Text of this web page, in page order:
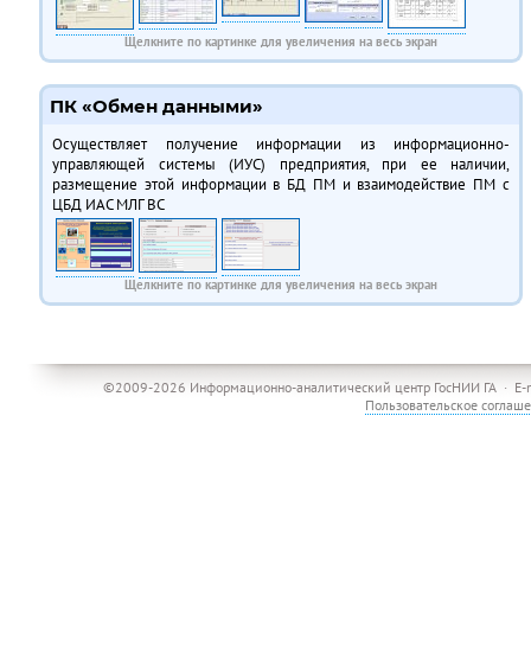
Щелкните по картинке для увеличения на весь экран
ПК «Обмен данными»
Осуществляет получение информации из информационно-
управляющей системы (ИУС) предприятия, при ее наличии,
размещение этой информации в БД ПМ и взаимодействие ПМ с
ЦБД ИАС МЛГ ВС
Щелкните по картинке для увеличения на весь экран
©2009-2026 Информационно-аналитический центр ГосНИИ ГА ·
Пользовательское